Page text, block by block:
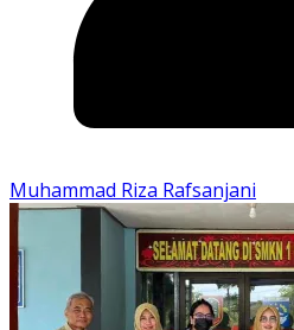
Muhammad Riza Rafsanjani